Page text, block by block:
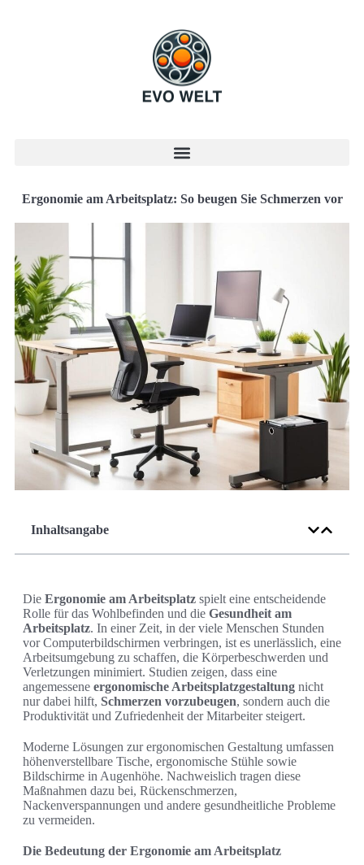
Ergonomie am Arbeitsplatz: So beugen Sie Schmerzen vor
Inhaltsangabe
Die Ergonomie am Arbeitsplatz spielt eine entscheidende
Rolle für das Wohlbefinden und die Gesundheit am
Arbeitsplatz. In einer Zeit, in der viele Menschen Stunden
vor Computerbildschirmen verbringen, ist es unerlässlich, eine
Arbeitsumgebung zu schaffen, die Körperbeschwerden und
Verletzungen minimiert. Studien zeigen, dass eine
angemessene ergonomische Arbeitsplatzgestaltung nicht
nur dabei hilft, Schmerzen vorzubeugen, sondern auch die
Produktivität und Zufriedenheit der Mitarbeiter steigert.
Moderne Lösungen zur ergonomischen Gestaltung umfassen
höhenverstellbare Tische, ergonomische Stühle sowie
Bildschirme in Augenhöhe. Nachweislich tragen diese
Maßnahmen dazu bei, Rückenschmerzen,
Nackenverspannungen und andere gesundheitliche Probleme
zu vermeiden.
Die Bedeutung der Ergonomie am Arbeitsplatz